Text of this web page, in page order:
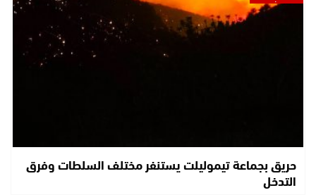
حريق بجماعة تيموليلت يستنفر مختلف السلطات وفرق
التدخل